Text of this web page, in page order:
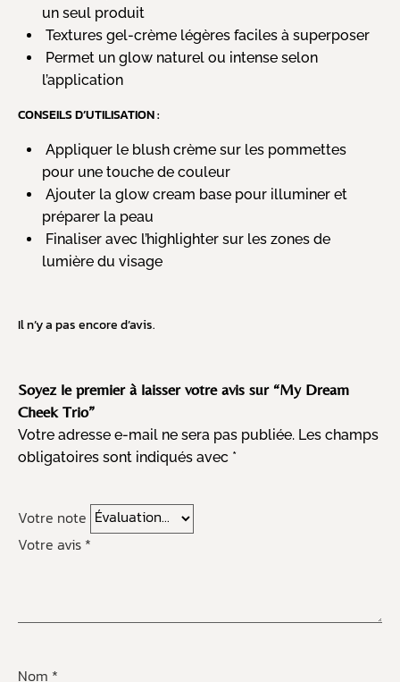
un seul produit
Textures gel-crème légères faciles à superposer
Permet un glow naturel ou intense selon
l’application
CONSEILS D’UTILISATION :
Appliquer le blush crème sur les pommettes
pour une touche de couleur
Ajouter la glow cream base pour illuminer et
préparer la peau
Finaliser avec l’highlighter sur les zones de
lumière du visage
Il n’y a pas encore d’avis.
Soyez le premier à laisser votre avis sur “My Dream
Cheek Trio”
Votre adresse e-mail ne sera pas publiée. Les champs
obligatoires sont indiqués avec *
Votre note
Votre avis *
Nom *